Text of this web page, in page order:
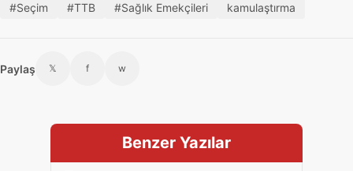
#Seçim #TTB #Sağlık Emekçileri kamulaştırma
Paylaş 𝕏 f w
Benzer Yazılar